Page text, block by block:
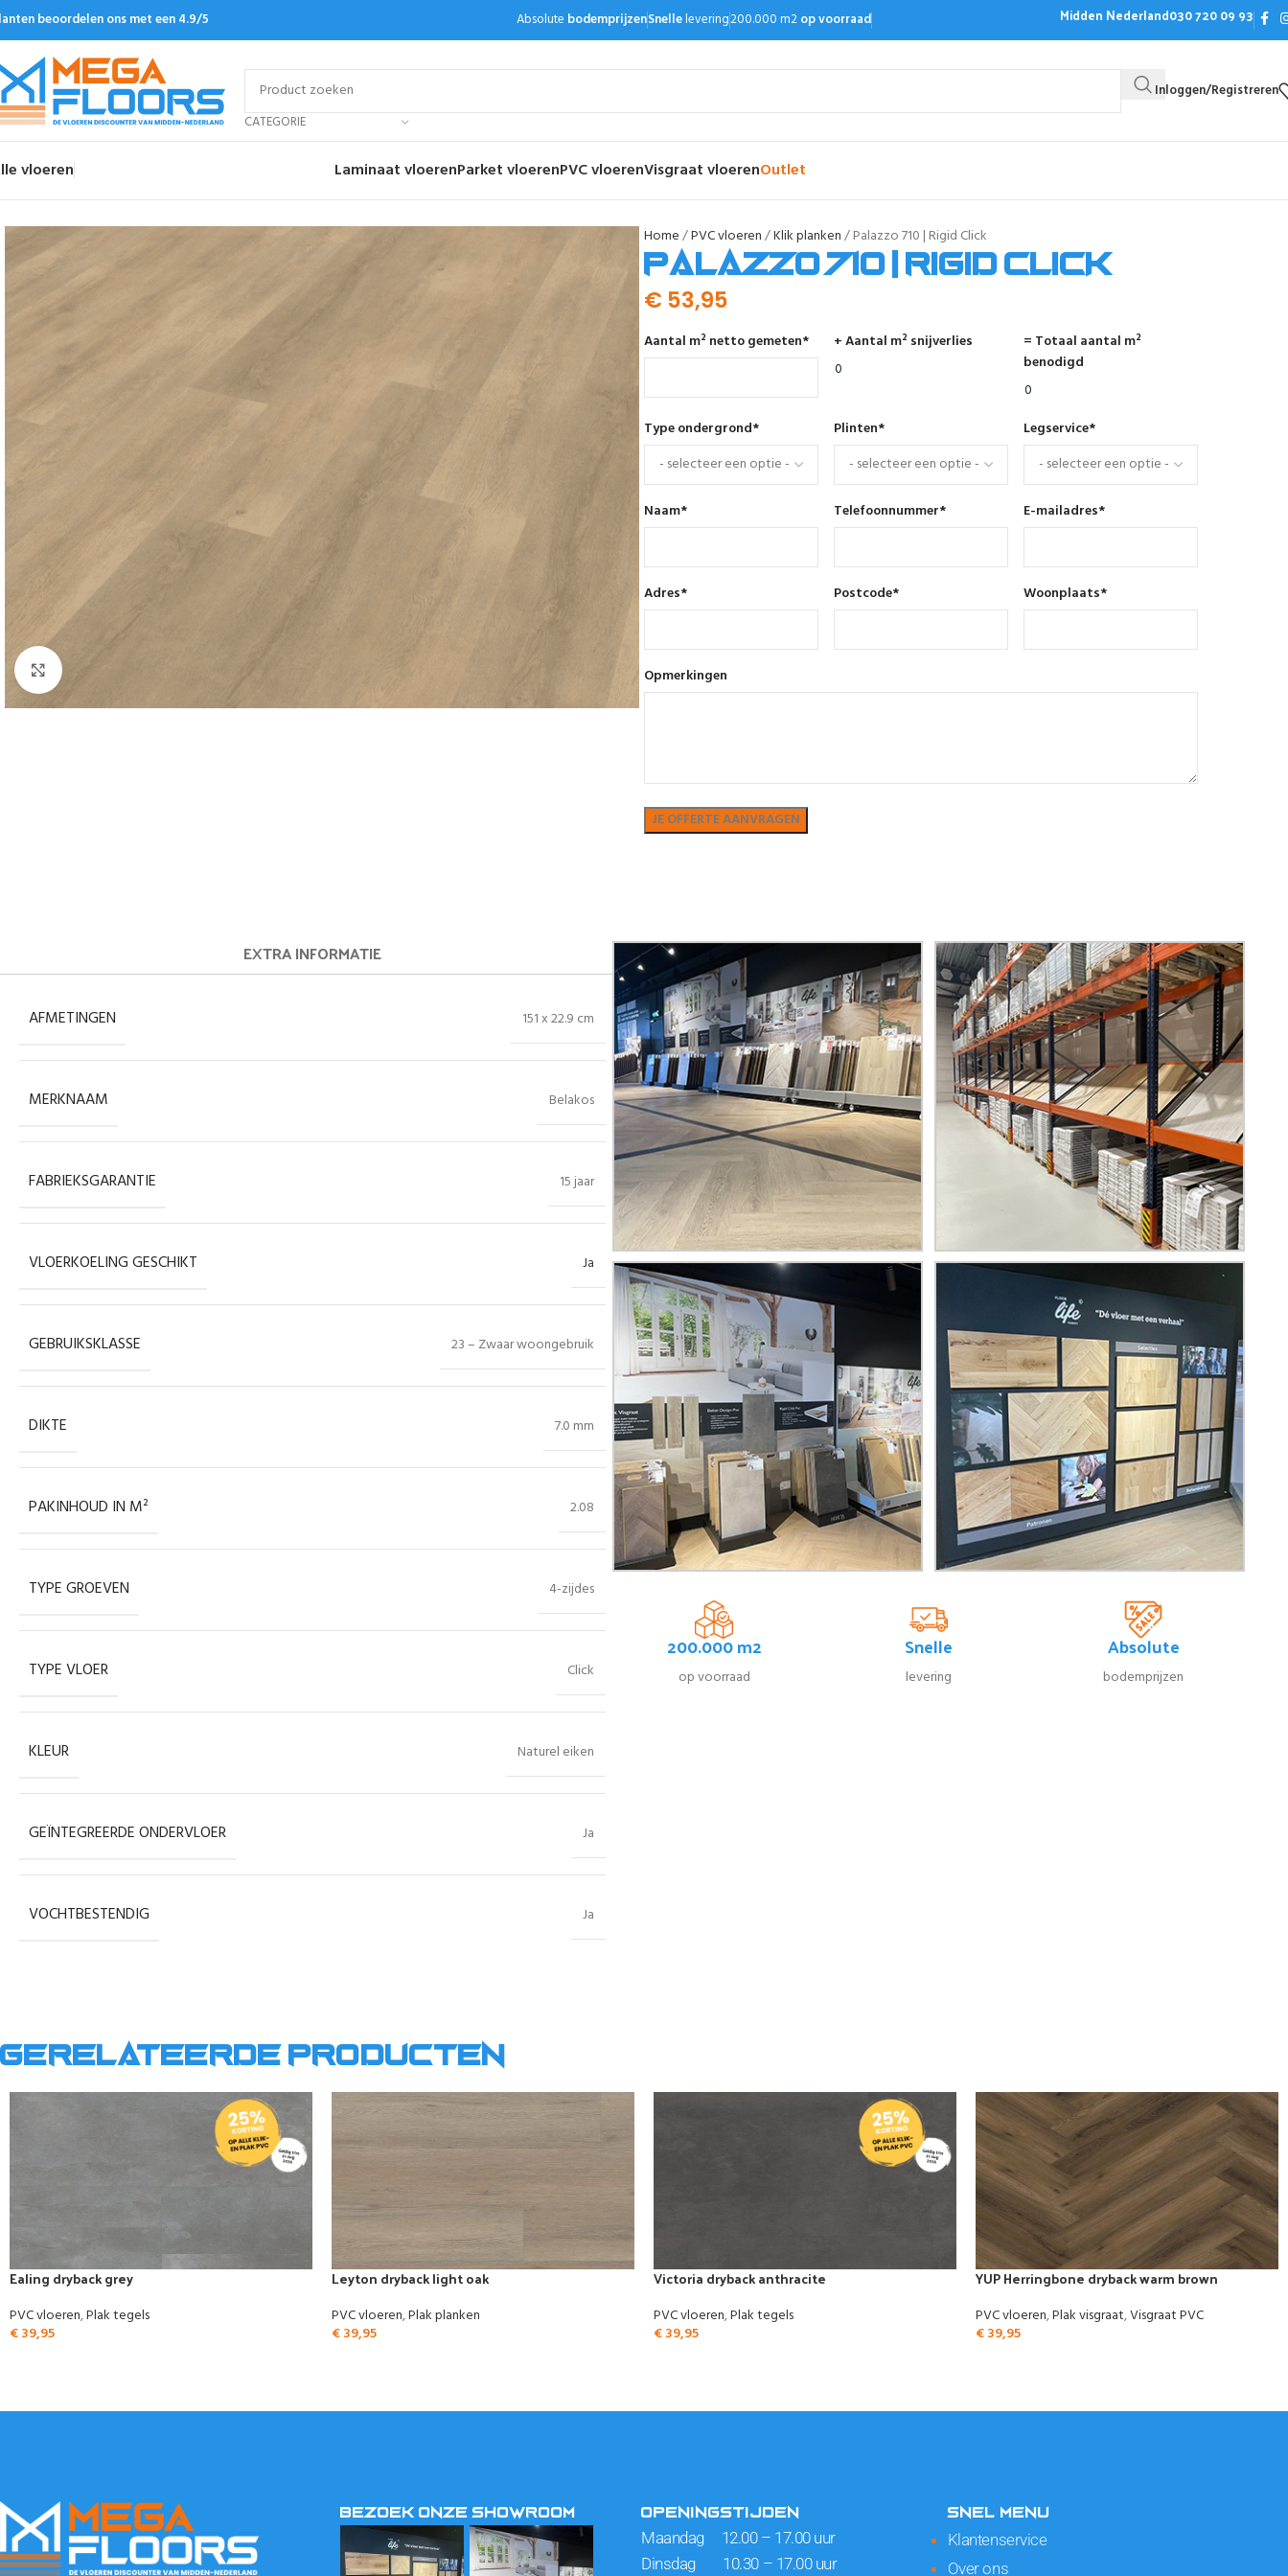
beoordelen ons met een 4.9/5 Absolute bodemprijzenSnellelevering200.000 m2op voorraad Midden Nederland030 720 09 93
CATEGORIE
Inloggen/Registreren
vloeren Laminaat vloerenParket vloerenPVC vloerenVisgraat vloerenOutlet
Home PVC vloeren Klik planken Palazzo 710 | Rigid Click
Palazzo 710 | Rigid Click
€53,95
Aantal m² netto gemeten* + Aantal m² snijverlies
= Totaal aantal m²
benodigd
Type ondergrond* Plinten* Legservice*
Naam* Telefoonnummer* E-mailadres*
Adres* Postcode* Woonplaats*
Opmerkingen
EXTRA INFORMATIE
AFMETINGEN 151 x 22.9 cm
MERKNAAM Belakos
FABRIEKSGARANTIE 15 jaar
VLOERKOELING GESCHIKT Ja
GEBRUIKSKLASSE 23 – Zwaar woongebruik
DIKTE 7.0 mm
PAKINHOUD IN M² 2.08
TYPE GROEVEN 4-zijdes
TYPE VLOER Click
KLEUR Naturel eiken
GEÏNTEGREERDE ONDERVLOER Ja
VOCHTBESTENDIG Ja
200.000 m2
op voorraad
Snelle
levering
Absolute
bodemprijzen
Gerelateerde producten
Ealing dryback grey
PVC vloeren,Plak tegels
€39,95
Leyton dryback light oak
PVC vloeren,Plak planken
€39,95
Victoria dryback anthracite
PVC vloeren,Plak tegels
€39,95
YUP Herringbone dryback warm brown
PVC vloeren,Plak visgraat,Visgraat PVC
€39,95
BEZOEK ONZE SHOWROOM OPENINGSTIJDEN
Maandag 12.00 – 17.00 uur
Dinsdag 10.30 – 17.00 uur
SNEL MENU
Klantenservice
Over ons